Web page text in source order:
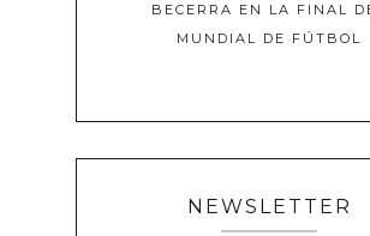
BECERRA EN LA FINAL
MUNDIAL DE FÚTBOL
NEWSLETTER